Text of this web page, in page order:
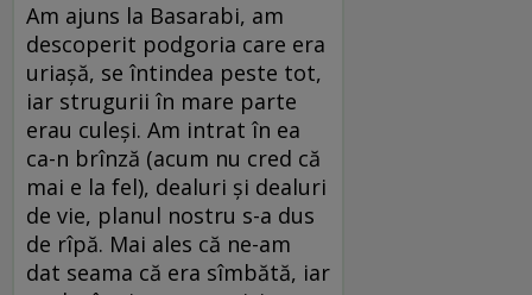
Am ajuns la Basarabi, am
descoperit podgoria care era
uriașă, se întindea peste tot,
iar strugurii în mare parte
erau culeși. Am intrat în ea
ca-n brînză (acum nu cred că
mai e la fel), dealuri și dealuri
de vie, planul nostru s-a dus
de rîpă. Mai ales că ne-am
dat seama că era sîmbătă, iar